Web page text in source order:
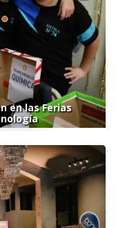
en las Ferias